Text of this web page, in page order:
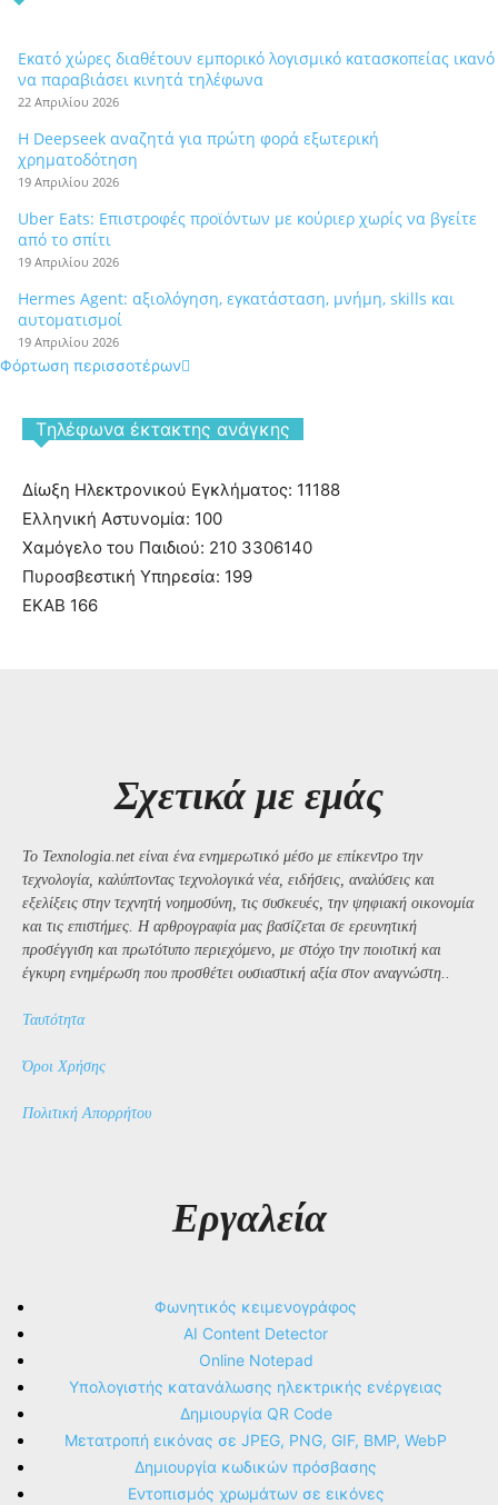
Εκατό χώρες διαθέτουν εμπορικό λογισμικό κατασκοπείας ικανό
να παραβιάσει κινητά τηλέφωνα
22 Απριλίου 2026
Η Deepseek αναζητά για πρώτη φορά εξωτερική
χρηματοδότηση
19 Απριλίου 2026
Uber Eats: Επιστροφές προϊόντων με κούριερ χωρίς να βγείτε
από το σπίτι
19 Απριλίου 2026
Hermes Agent: αξιολόγηση, εγκατάσταση, μνήμη, skills και
αυτοματισμοί
19 Απριλίου 2026
Φόρτωση περισσοτέρων
Tηλέφωνα έκτακτης ανάγκης
Δίωξη Ηλεκτρονικού Εγκλήματος: 11188
Ελληνική Αστυνομία: 100
Χαμόγελο του Παιδιού: 210 3306140
Πυροσβεστική Υπηρεσία: 199
ΕΚΑΒ 166
Σχετικά με εμάς
Το Texnologia.net είναι ένα ενημερωτικό μέσο με επίκεντρο την
τεχνολογία, καλύπτοντας τεχνολογικά νέα, ειδήσεις, αναλύσεις και
εξελίξεις στην τεχνητή νοημοσύνη, τις συσκευές, την ψηφιακή οικονομία
και τις επιστήμες. Η αρθρογραφία μας βασίζεται σε ερευνητική
προσέγγιση και πρωτότυπο περιεχόμενο, με στόχο την ποιοτική και
έγκυρη ενημέρωση που προσθέτει ουσιαστική αξία στον αναγνώστη..
Ταυτότητα
Όροι Χρήσης
Πολιτική Απορρήτου
Εργαλεία
Φωνητικός κειμενογράφος
AI Content Detector
Online Notepad
Υπολογιστής κατανάλωσης ηλεκτρικής ενέργειας
Δημιουργία QR Code
Μετατροπή εικόνας σε JPEG, PNG, GIF, BMP, WebP
Δημιουργία κωδικών πρόσβασης
Εντοπισμός χρωμάτων σε εικόνες